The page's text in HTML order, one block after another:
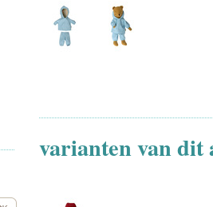
varianten van